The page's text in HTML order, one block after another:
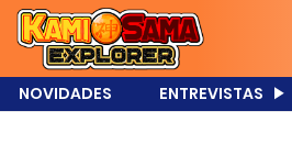
NOVIDADES ENTREVISTAS